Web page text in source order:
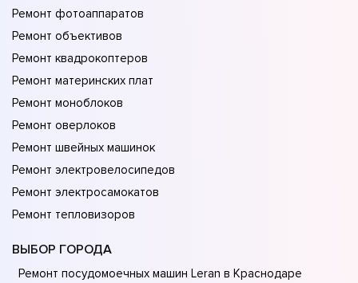
Ремонт фотоаппаратов
Ремонт объективов
Ремонт квадрокоптеров
Ремонт материнских плат
Ремонт моноблоков
Ремонт оверлоков
Ремонт швейных машинок
Ремонт электровелосипедов
Ремонт электросамокатов
Ремонт тепловизоров
ВЫБОР ГОРОДА
Ремонт посудомоечных машин Leran в Краснодаре